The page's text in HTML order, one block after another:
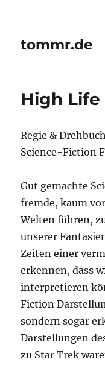
tommr.de
High Life
Regie &
Science-Fiction
Gut gemachte
fremde, kaum
Welten führen,
unserer
Zeiten einer
erkennen, dass
interpretieren
Fiction
sondern sogar
Darstellungen
zu Star Trek